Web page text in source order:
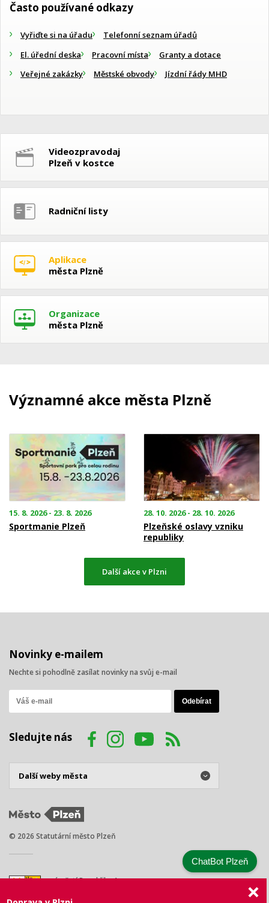
Často používané odkazy
Vyřiďte si na úřadu
Telefonní seznam úřadů
El. úřední deska
Pracovní místa
Granty a dotace
Veřejné zakázky
Městské obvody Jízdní řády MHD
Videozpravodaj
Plzeň v kostce
Radniční listy
Aplikace
města Plzně
Organizace
města Plzně
Významné akce města Plzně
15. 8. 2026 - 23. 8. 2026
Sportmanie Plzeň
28. 10. 2026 - 28. 10. 2026
Plzeňské oslavy vzniku
republiky
Další akce v Plzni
Novinky e-mailem
Nechte si pohodlně zasílat novinky na svůj e-mail
Sledujte nás
© 2026 Statutární město Plzeň
náměstí Republiky 1
ChatBot Plzeň